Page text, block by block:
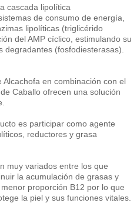
cascada lipolítica
de consumo de energía,
lipolíticas (triglicérido
del AMP cíclico, estimulando su
(fosfodiesterasas).
en combinación con el
Caballo ofrecen una solución
es participar como agente
reductores y grasa
muy variados entre los que
la acumulación de grasas y
proporción B12 por lo que
la piel y sus funciones vitales.